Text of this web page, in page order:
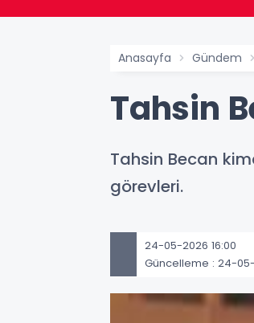
Anasayfa Gündem
Tahsin
Tahsin Becan
görevleri.
24-05-2026 16:00
Güncelleme : 24-